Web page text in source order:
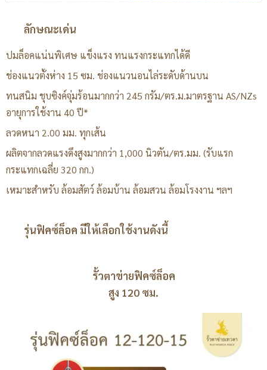
ลักษณะเด่น
ปมล็อคแน่นพิเศษ แข็งแรง ทนแรงกระแทกได้ดี
ช่องแนวตั้งห่าง 15 ซม. ช่องแนวนอนไล่ระดับด้านบน
ทนสนิม ชุบซิงค์จุ่มร้อนมากกว่า 245 กรัม/ตร.ม.มาตรฐาน AS/NZs
อายุการใช้งาน 40 ปี*
ลวดหนา 2.00 มม. ทุกเส้น
ผลิตจากลวดแรงดึงสูงมากกว่า 1,000 นิวตัน/ตร.มม. (รับแรก
กระแทกเฉลี่ย 320 กก.)
เหมาะสำหรับ ล้อมสัตว์ ล้อมบ้าน ล้อมสวน ล้อมโรงงาน ฯลฯ
รุ่นฟิคซ์ล็อค มีให้เลือกใช้งานดังนี้
รั้วตาข่ายฟิคซ์ล็อค
สูง 120 ซม.